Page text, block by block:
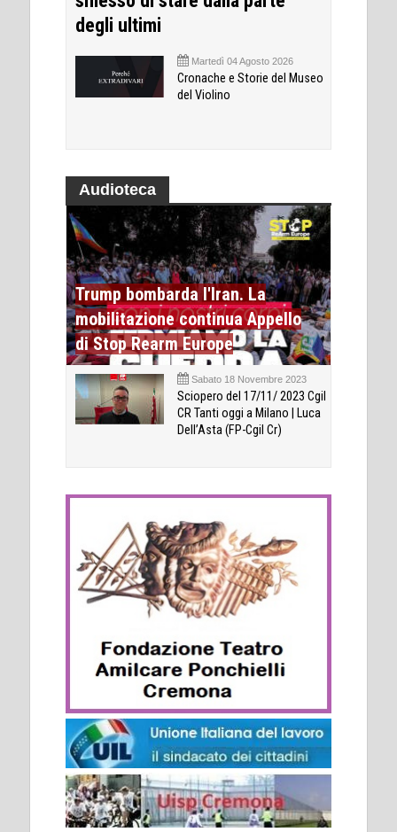
degli ultimi
Martedì 04 Agosto 2026
Cronache e Storie del Museo
del Violino
Audioteca
Trump bombarda l'Iran. La
mobilitazione continua Appello
di Stop Rearm Europe
Sabato 18 Novembre 2023
Sciopero del 17/11/ 2023 Cgil
CR Tanti oggi a Milano | Luca
Dell’Asta (FP-Cgil Cr)